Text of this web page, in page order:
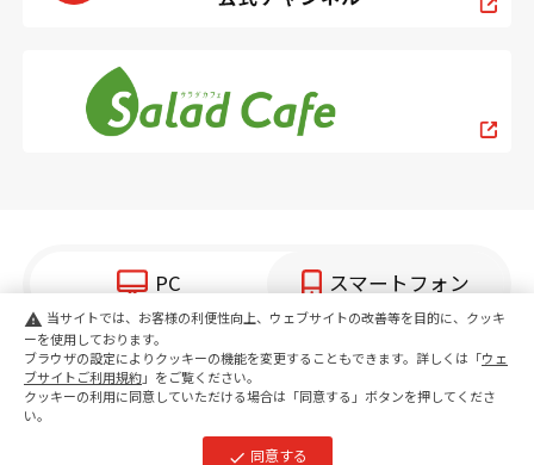
PC スマートフォン
copyright KENKO Mayonnaise Co.,Ltd.All rights reserved.
warning 当サイトでは、お客様の利便性向上、ウェブサイトの改善等を目的に、クッキ
ーを使用しております。
ブラウザの設定によりクッキーの機能を変更することもできます。詳しくは「ウェ
ブサイトご利用規約」をご覧ください。
クッキーの利用に同意していただける場合は「同意する」ボタンを押してくださ
い。
check 同意する